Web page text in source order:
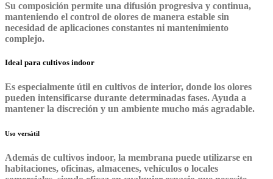
Su composición permite una difusión progresiva y continua,
manteniendo el control de olores de manera estable sin
necesidad de aplicaciones constantes ni mantenimiento
complejo.
Ideal para cultivos indoor
Es especialmente útil en cultivos de interior, donde los olores
pueden intensificarse durante determinadas fases. Ayuda a
mantener la discreción y un ambiente mucho más agradable.
Uso versátil
Además de cultivos indoor, la membrana puede utilizarse en
habitaciones, oficinas, almacenes, vehículos o locales